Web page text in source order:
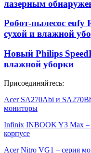
лазерным
Робот-пылесос eufy
сухой и влажной
Новый Philips
влажной уборки
Присоединяйтесь:
Acer SA270Abi и
мониторы
Infinix INBOOK Y3 Max –
корпусе
Acer Nitro VG1 – серия